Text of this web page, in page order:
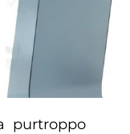
purtroppo